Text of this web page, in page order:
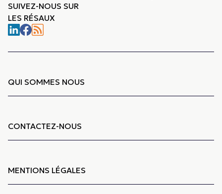
SUIVEZ-NOUS SUR
LES RÉSAUX
QUI SOMMES NOUS
CONTACTEZ-NOUS
MENTIONS LÉGALES